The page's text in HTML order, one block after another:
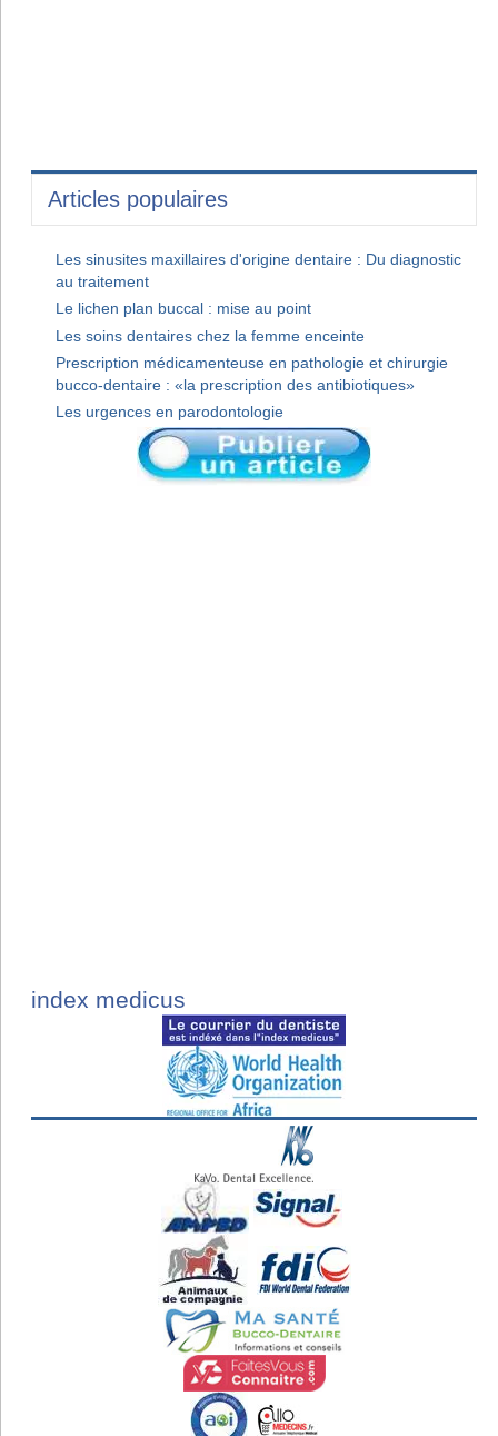
Articles populaires
Les sinusites maxillaires d'origine dentaire : Du diagnostic
au traitement
Le lichen plan buccal : mise au point
Les soins dentaires chez la femme enceinte
Prescription médicamenteuse en pathologie et chirurgie
bucco-dentaire : «la prescription des antibiotiques»
Les urgences en parodontologie
index medicus